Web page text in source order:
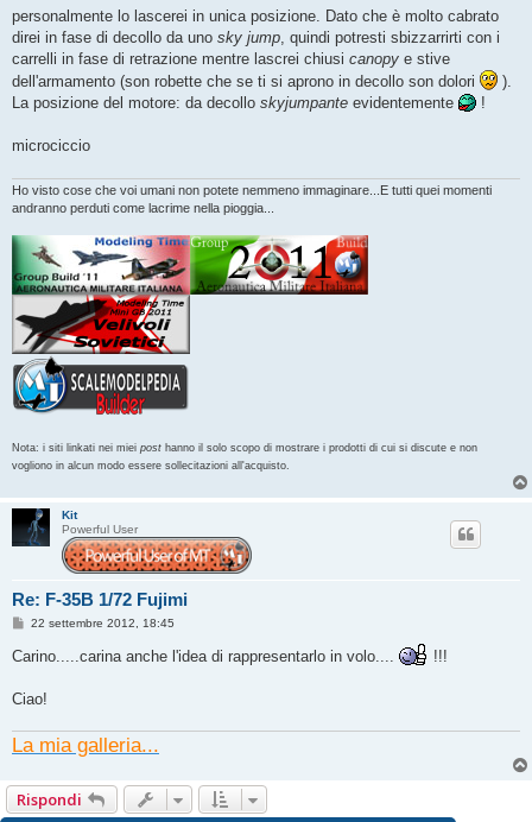
g
i
o
personalmente lo lascerei in unica posizione. Dato che è molto cabrato
direi in fase di decollo da uno sky jump, quindi potresti sbizzarrirti con i
carrelli in fase di retrazione mentre lascrei chiusi canopy e stive
dell'armamento (son robette che se ti si aprono in decollo son dolori
).
La posizione del motore: da decollo skyjumpante evidentemente !
microciccio
Ho visto cose che voi umani non potete nemmeno immaginare...E tutti quei momenti
andranno perduti come lacrime nella pioggia...
Nota: i siti linkati nei miei post hanno il solo scopo di mostrare i prodotti di cui si discute e non
vogliono in alcun modo essere sollecitazioni all'acquisto.
Kit
Powerful User
Re: F-35B 1/72 Fujimi
M
s
g
o
22 settembre 2012, 18:45
Carino.....carina anche l'idea di rappresentarlo in volo.... !!!
Ciao!
La mia galleria...
Rispondi